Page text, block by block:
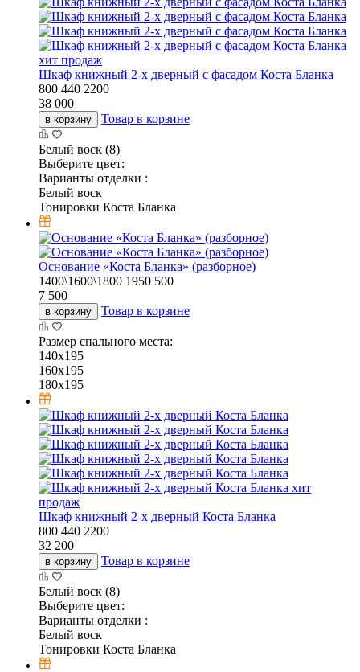
хит продаж
Шкаф книжный 2-х дверный с фасадом Коста Бланка
800 440 2200
38 000
в корзину Товар в корзине
Белый воск (8)
Выберите цвет:
Варианты отделки :
Белый воск
Тонировки Коста Бланка
Основание «Коста Бланка» (разборное)
1400\1600\1800 1950 500
7 500
в корзину Товар в корзине
Размер спального места:
140х195
160х195
180х195
хит
продаж
Шкаф книжный 2-х дверный Коста Бланка
800 440 2200
32 200
в корзину Товар в корзине
Белый воск (8)
Выберите цвет:
Варианты отделки :
Белый воск
Тонировки Коста Бланка